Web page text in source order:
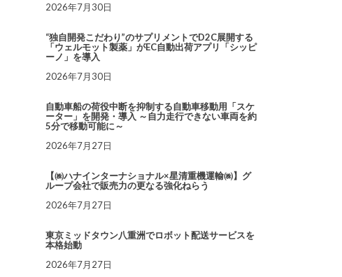
2026年7月30日
“独自開発こだわり”のサプリメントでD2C展開する
「ウェルモット製薬」がEC自動出荷アプリ「シッピ
ーノ」を導入
2026年7月30日
自動車船の荷役中断を抑制する自動車移動用「スケ
ーター」を開発・導入 ～自力走行できない車両を約
5分で移動可能に～
2026年7月27日
【㈱ハナインターナショナル×星清重機運輸㈱】グ
ループ会社で販売力の更なる強化ねらう
2026年7月27日
東京ミッドタウン八重洲でロボット配送サービスを
本格始動
2026年7月27日